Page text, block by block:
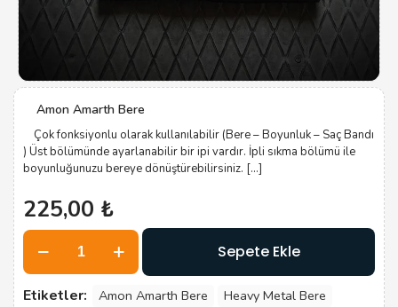
Amon Amarth Bere
Çok fonksiyonlu olarak kullanılabilir (Bere – Boyunluk – Saç Bandı
) Üst bölümünde ayarlanabilir bir ipi vardır. İpli sıkma bölümü ile
boyunluğunuzu bereye dönüştürebilirsiniz. […]
225,00 ₺
Amon
Amarth
Bere
adet
Sepete Ekle
Etiketler: Amon Amarth Bere
Heavy Metal Bere